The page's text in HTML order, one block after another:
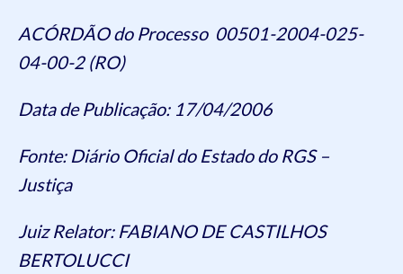
ACÓRDÃO do Processo 00501-2004-025-
04-00-2 (RO)
Data de Publicação: 17/04/2006
Fonte: Diário Oficial do Estado do RGS –
Justiça
Juiz Relator: FABIANO DE CASTILHOS
BERTOLUCCI